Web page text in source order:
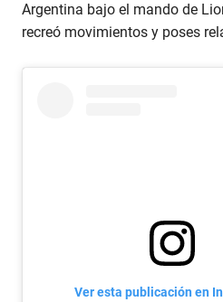
Argentina bajo el mando de
recreó movimientos y poses
Ver esta publicación en